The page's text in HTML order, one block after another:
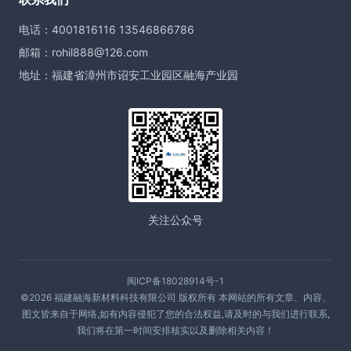
电话：4001816116 13546866786
邮箱：rohil888@126.com
地址：福建省漳州市诏安工业园区融海产业园
关注公众号
闽ICP备18028914号-1
©2026 福建融海新材料科技有限公司 版权所有 本网站的所有文章、内容、
图文皆来自于网络,如有内容侵犯了您的合法权益,请及时的与我们进行联系,
我们将在第一时间安排核实以及删除相关内容！